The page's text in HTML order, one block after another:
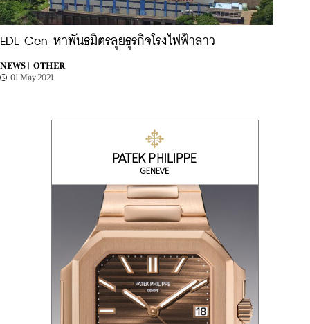
EDL-Gen หาพันธมิตรลุยธุรกิจโรงไฟฟ้าลาว
NEWS |
OTHER
01 May 2021